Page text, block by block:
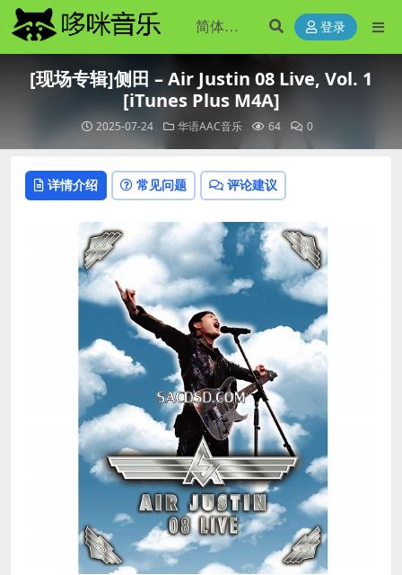
登录
[现场专辑]侧田 – Air Justin 08 Live, Vol. 1
[iTunes Plus M4A]
2025-07-24 华语AAC音乐 64 0
详情介绍 常见问题 评论建议